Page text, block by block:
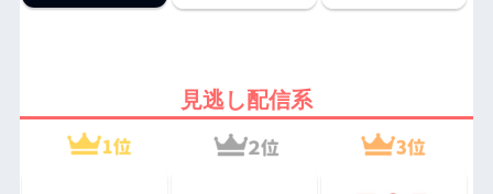
見逃し配信系